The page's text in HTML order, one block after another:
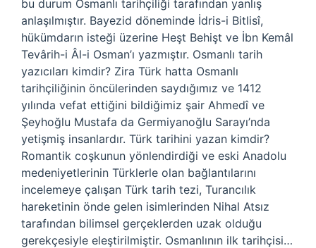
bu durum Osmanlı tarihçiliği tarafından yanlış
anlaşılmıştır. Bayezid döneminde İdris-i Bitlisî,
hükümdarın isteği üzerine Heşt Behişt ve İbn Kemâl
Tevârih-i Âl-i Osman’ı yazmıştır. Osmanlı tarih
yazıcıları kimdir? Zira Türk hatta Osmanlı
tarihçiliğinin öncülerinden saydığımız ve 1412
yılında vefat ettiğini bildiğimiz şair Ahmedî ve
Şeyhoğlu Mustafa da Germiyanoğlu Sarayı’nda
yetişmiş insanlardır. Türk tarihini yazan kimdir?
Romantik coşkunun yönlendirdiği ve eski Anadolu
medeniyetlerinin Türklerle olan bağlantılarını
incelemeye çalışan Türk tarih tezi, Turancılık
hareketinin önde gelen isimlerinden Nihal Atsız
tarafından bilimsel gerçeklerden uzak olduğu
gerekçesiyle eleştirilmiştir. Osmanlının ilk tarihçisi…